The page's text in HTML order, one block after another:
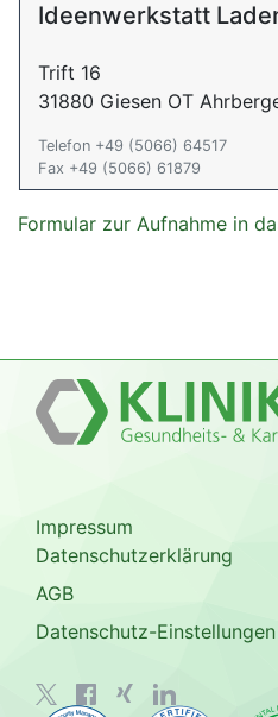
Ideenwerkstatt
Trift 16
31880 Giesen OT
Telefon +49 (5066) 64517
Fax +49 (5066) 61879
Formular zur Aufnahme in
Impressum
Datenschutzerklärung
AGB
Datenschutz-Einstellungen